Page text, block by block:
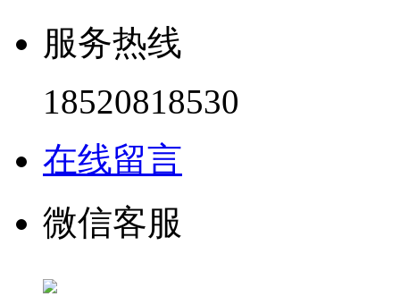
服务热线
18520818530
在线留言
微信客服